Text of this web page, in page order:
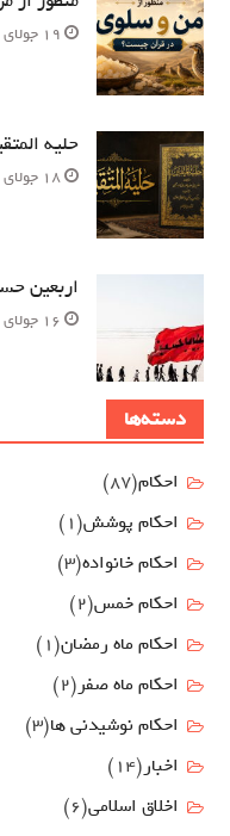
19 جولای 2026
حلیه
18 جولای 2026
اربعین
16 جولای 2026
دسته‌ها
احکام(87)
احکام پوشش(1)
احکام خانواده(3)
احکام خمس(2)
احکام ماه رمضان(1)
احکام ماه صفر (2)
احکام نوشیدنی ها(3)
اخبار (14)
اخلاق اسلامی(6)